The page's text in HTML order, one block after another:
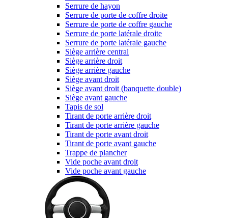
Serrure de hayon
Serrure de porte de coffre droite
Serrure de porte de coffre gauche
Serrure de porte latérale droite
Serrure de porte latérale gauche
Siège arrière central
Siège arrière droit
Siège arrière gauche
Siège avant droit
Siège avant droit (banquette double)
Siège avant gauche
Tapis de sol
Tirant de porte arrière droit
Tirant de porte arrière gauche
Tirant de porte avant droit
Tirant de porte avant gauche
Trappe de plancher
Vide poche avant droit
Vide poche avant gauche